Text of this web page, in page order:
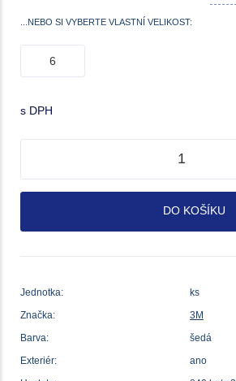
...NEBO SI VYBERTE VLASTNÍ VELIKOST:
s DPH
DO KOŠÍKU
Jednotka:
ks
Značka:
3M
Barva:
šedá
Exteriér:
ano